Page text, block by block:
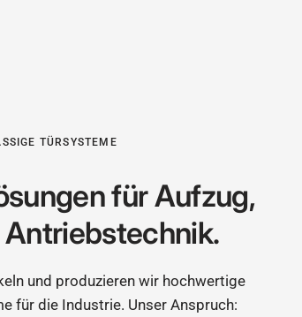
TÜRSYSTEME
für Aufzug,
und produzieren wir hochwertige
für die Industrie. Unser Anspruch: